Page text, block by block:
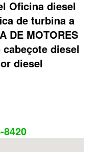
Oficina diesel
de turbina a
DE MOTORES
cabeçote diesel
diesel